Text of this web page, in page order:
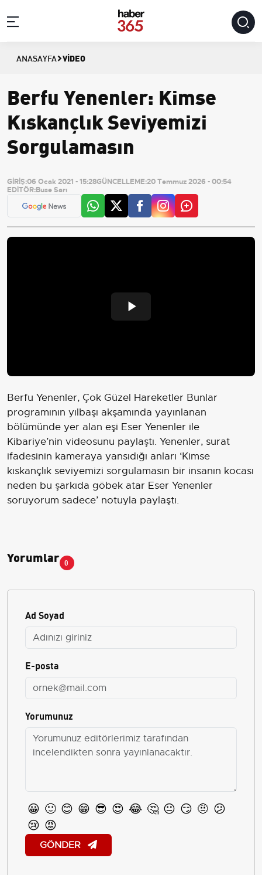
ANASAYFA VIDEO
Berfu Yenenler: Kimse
Kıskançlık Seviyemizi
Sorgulamasın
GİRİŞ:06 Ocak 2021 - 15:28GÜNCELLEME:20 Temmuz 2026 - 00:54
EDİTÖR:Buse Sarı
Play
Berfu Yenenler, Çok Güzel Hareketler Bunlar
programının yılbaşı akşamında yayınlanan
bölümünde yer alan eşi Eser Yenenler ile
Kibariye’nin videosunu paylaştı. Yenenler, surat
ifadesinin kameraya yansıdığı anları ‘Kimse
kıskançlık seviyemizi sorgulamasın bir insanın kocası
neden bu şarkıda göbek atar Eser Yenenler
soruyorum sadece’ notuyla paylaştı.
Yorumlar 0
Ad Soyad
E-posta
Yorumunuz
😀 🙂 😊 😁 😎 😍 😂 🤔 😐 😏 🤨 😕
😢 😡
GÖNDER